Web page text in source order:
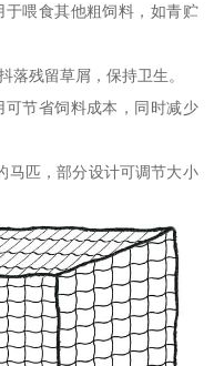
喂食其他粗饲料，如青贮
落残留草屑，保持卫生。
节省饲料成本，同时减少
马匹，部分设计可调节大小